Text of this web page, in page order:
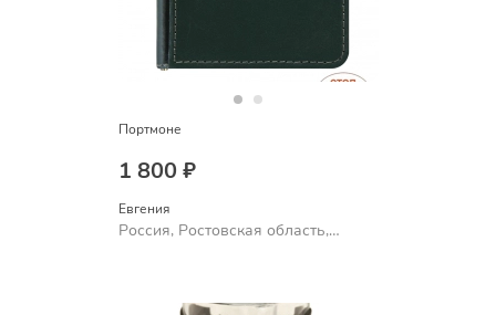
Портмоне
1 800 ₽
Евгения
Россия, Ростовская область,